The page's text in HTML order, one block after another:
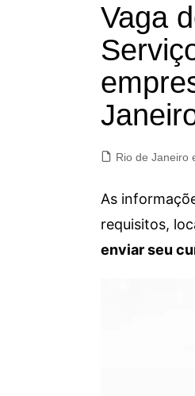
Vaga
Rio de Janeiro
As
requisitos,
enviar seu